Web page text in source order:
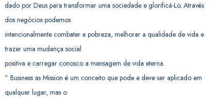
dado por Deus para transformar uma sociedade e glorificá-Lo. Através
dos negócios podemos
intencionalmente combater a pobreza, melhorar a qualidade de vida e
trazer uma mudança social
positiva e carregar conosco a mensagem de vida eterna.
” Business as Mission é um conceito que pode e deve ser aplicado em
qualquer lugar, mas o